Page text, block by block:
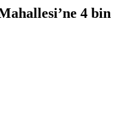
4 bin